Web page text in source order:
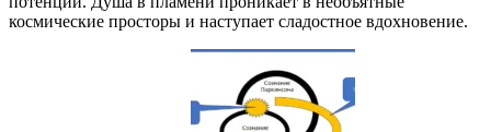
космические просторы и наступает сладостное вдохновение.